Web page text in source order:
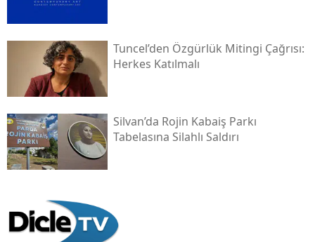
Tuncel’den Özgürlük Mitingi Çağrısı:
Herkes Katılmalı
Silvan’da Rojin Kabaiş Parkı
Tabelasına Silahlı Saldırı